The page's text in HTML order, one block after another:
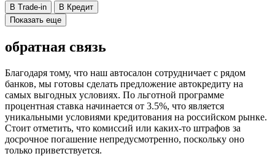
В Trade-in
В Кредит
Показать еще
обратная связь
Благодаря тому, что наш автосалон сотрудничает с рядом
банков, мы готовы сделать предложение автокредиту на
самых выгодных условиях. По льготной программе
процентная ставка начинается от 3.5%, что является
уникальными условиями кредитования на российском рынке.
Стоит отметить, что комиссий или каких-то штрафов за
досрочное погашение непредусмотренно, поскольку оно
только приветствуется.